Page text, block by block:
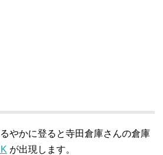
やかに登ると寺田倉庫さんの倉庫
が出現します。